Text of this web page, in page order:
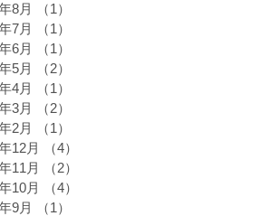
8月
（1）
7月
（1）
6月
（1）
5月
（2）
4月
（1）
3月
（2）
2月
（1）
12月
（4）
11月
（2）
10月
（4）
9月
（1）